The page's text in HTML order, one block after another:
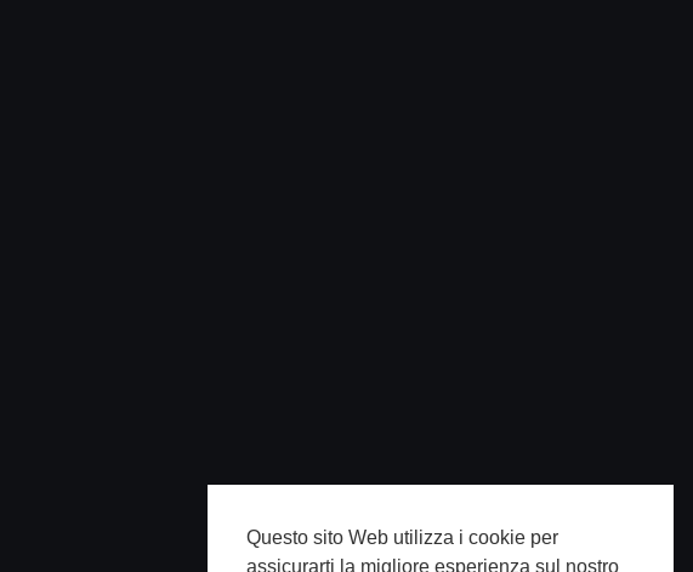
Questo sito Web utilizza i cookie per
assicurarti la migliore esperienza sul nostro